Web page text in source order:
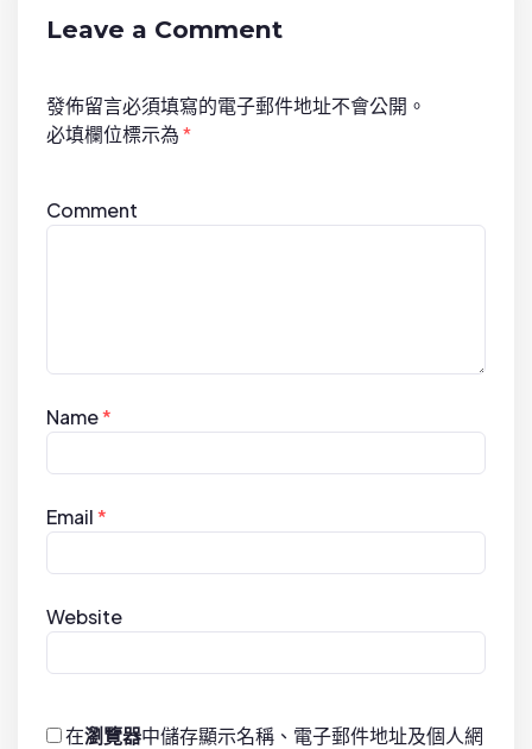
Leave a Comment
發佈留言必須填寫的電子郵件地址不會公開。
必填欄位標示為*
Comment
Name*
Email*
Website
在瀏覽器中儲存顯示名稱、電子郵件地址及個人網